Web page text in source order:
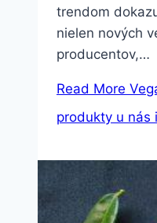
trendom
nielen nových
producentov,…
Read More
produkty u nás